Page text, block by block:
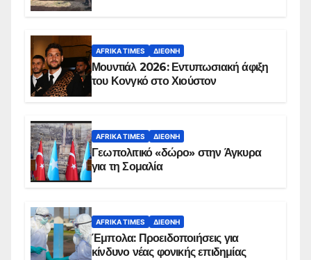
AFRIKA TIMES ΔΙΕΘΝΉ
Μουντιάλ 2026: Εντυπωσιακή άφιξη
του Κονγκό στο Χιούστον
AFRIKA TIMES ΔΙΕΘΝΉ
Γεωπολιτικό «δώρο» στην Άγκυρα
για τη Σομαλία
AFRIKA TIMES ΔΙΕΘΝΉ
Έμπολα: Προειδοποιήσεις για
κίνδυνο νέας φονικής επιδημίας